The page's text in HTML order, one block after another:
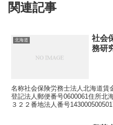
関連記事
北海道
社会
務研
名称社会保険労務士法人北海道賃
登記法人郵便番号0600061住所北
３２２番地法人番号